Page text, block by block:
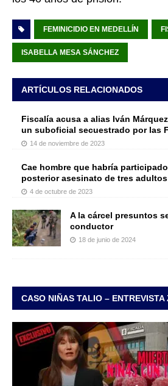
FEMINICIDIO EN MEDELLÍN
ISABELLA MESA SÁNCHEZ
ARTÍCULOS RELACIONADOS
Fiscalía acusa a alias Iván
un suboficial secuestrado por las
14 de noviembre de 2023
Cae hombre que habría
posterior asesinato de tres
4 de octubre de 2023
A la cárcel presuntos
conductor
18 de junio de 2024
CASO NIÑAS TALIO –